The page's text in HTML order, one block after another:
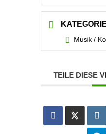
KATEGORIE
Musik /
TEILE DIESE